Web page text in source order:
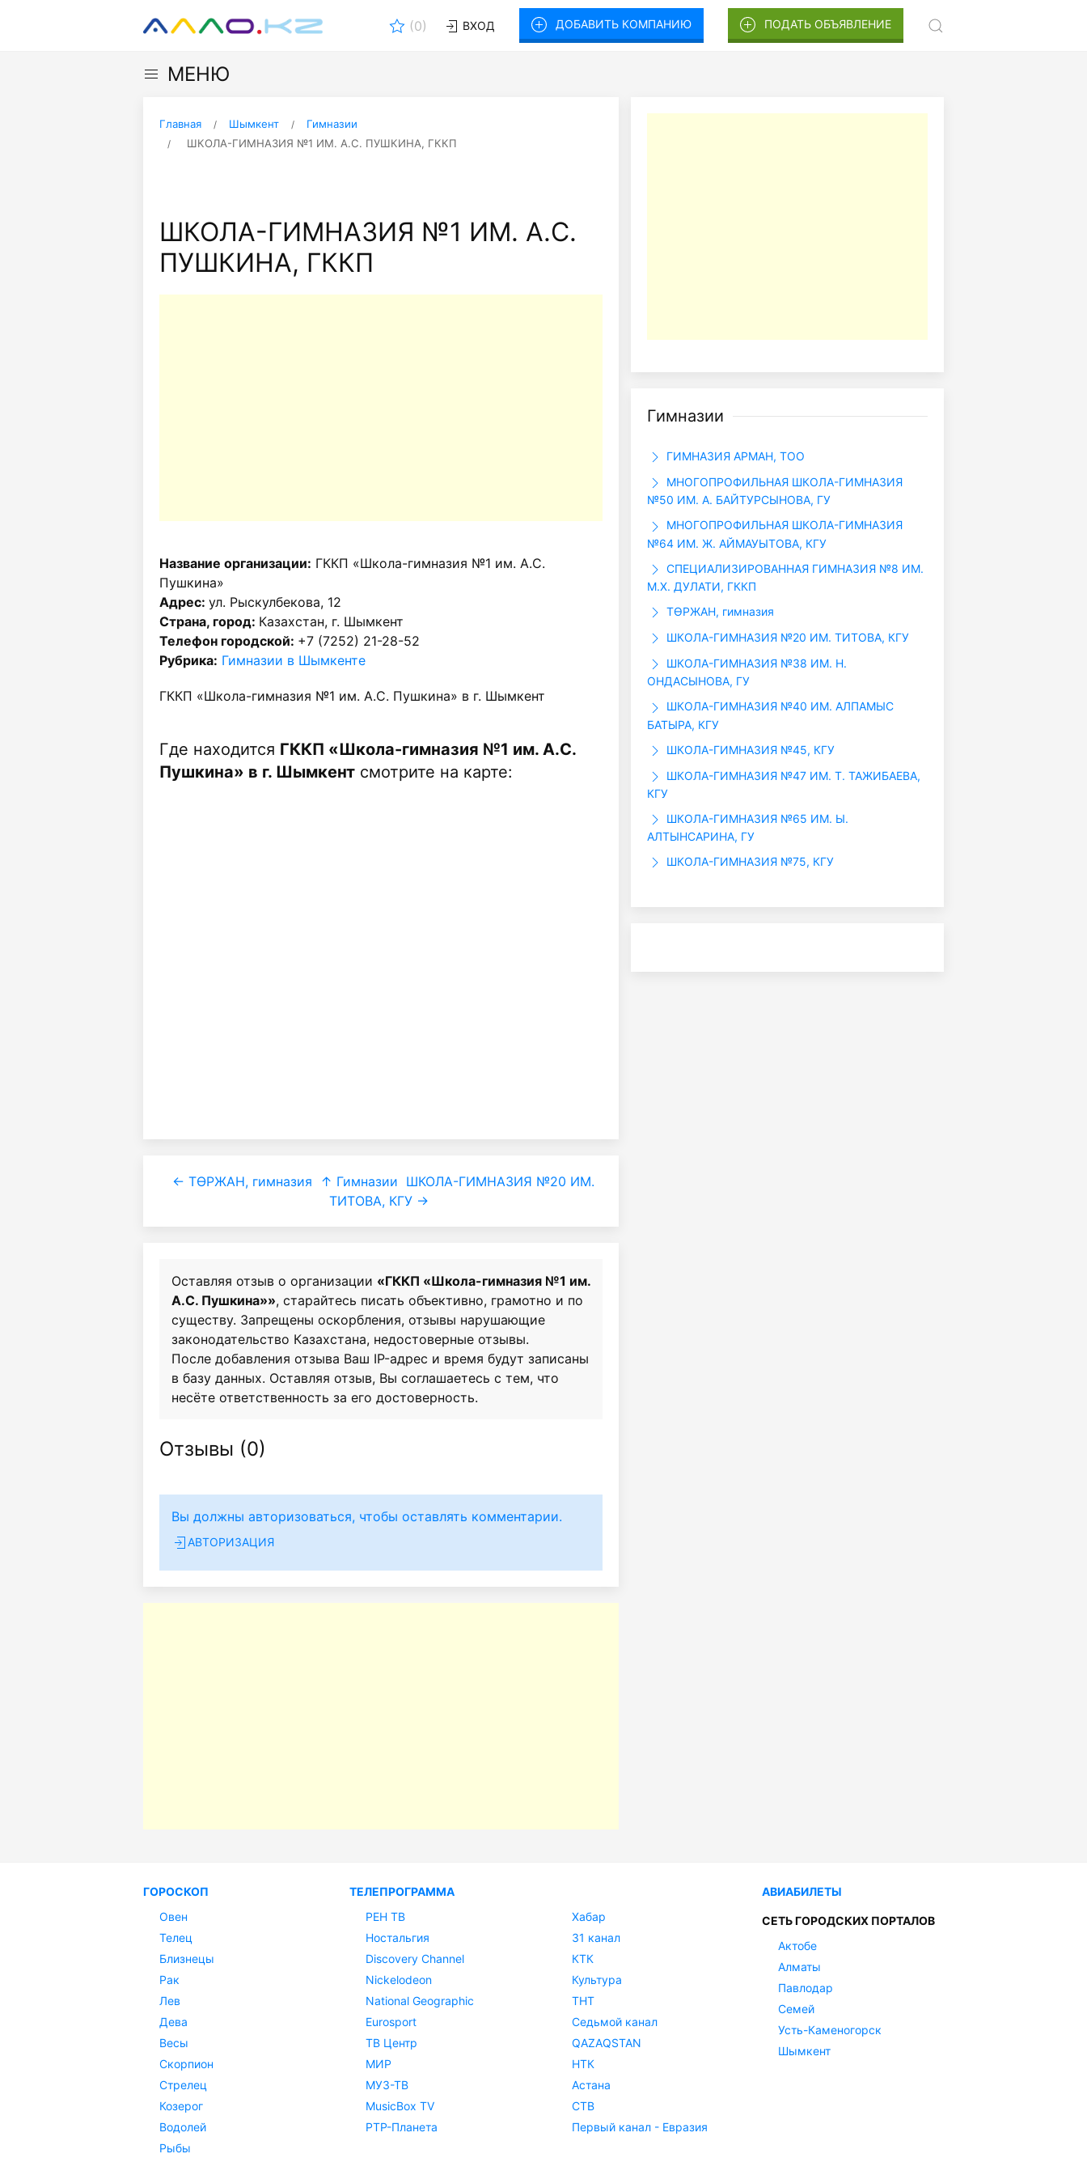
(0) ВХОД ДОБАВИТЬ КОМПАНИЮ ПОДАТЬ ОБЪЯВЛЕНИЕ
МЕНЮ
Главная Шымкент
Гимназии
ШКОЛА-ГИМНАЗИЯ №1 ИМ. А.С. ПУШКИНА, ГККП
ШКОЛА-ГИМНАЗИЯ №1 ИМ. А.С.
ПУШКИНА, ГККП
Название организации: ГККП «Школа-гимназия №1 им. А.С.
Пушкина»
Адрес: ул. Рыскулбекова, 12
Страна, город: Казахстан, г. Шымкент
Телефон городской: +7 (7252) 21-28-52
Рубрика: Гимназии в Шымкенте
ГККП «Школа-гимназия №1 им. А.С. Пушкина» в г. Шымкент
Где находится ГККП «Школа-гимназия №1 им. А.С.
Пушкина» в г. Шымкент смотрите на карте:
← ТӨРЖАН, гимназия ↑ Гимназии ШКОЛА-ГИМНАЗИЯ №20 ИМ.
ТИТОВА, КГУ →
Оставляя отзыв о организации «ГККП «Школа-гимназия №1 им.
А.С. Пушкина»», старайтесь писать объективно, грамотно и по
существу. Запрещены оскорбления, отзывы нарушающие
законодательство Казахстана, недостоверные отзывы.
После добавления отзыва Ваш IP-адрес и время будут записаны
в базу данных. Оставляя отзыв, Вы соглашаетесь с тем, что
несёте ответственность за его достоверность.
Отзывы (0)
Вы должны авторизоваться, чтобы оставлять комментарии.
АВТОРИЗАЦИЯ
Гимназии
ГИМНАЗИЯ АРМАН, ТОО
МНОГОПРОФИЛЬНАЯ ШКОЛА-ГИМНАЗИЯ
№50 ИМ. А. БАЙТУРСЫНОВА, ГУ
МНОГОПРОФИЛЬНАЯ ШКОЛА-ГИМНАЗИЯ
№64 ИМ. Ж. АЙМАУЫТОВА, КГУ
СПЕЦИАЛИЗИРОВАННАЯ ГИМНАЗИЯ №8 ИМ.
М.Х. ДУЛАТИ, ГККП
ТӨРЖАН, гимназия
ШКОЛА-ГИМНАЗИЯ №20 ИМ. ТИТОВА, КГУ
ШКОЛА-ГИМНАЗИЯ №38 ИМ. Н.
ОНДАСЫНОВА, ГУ
ШКОЛА-ГИМНАЗИЯ №40 ИМ. АЛПАМЫС
БАТЫРА, КГУ
ШКОЛА-ГИМНАЗИЯ №45, КГУ
ШКОЛА-ГИМНАЗИЯ №47 ИМ. Т. ТАЖИБАЕВА,
КГУ
ШКОЛА-ГИМНАЗИЯ №65 ИМ. Ы.
АЛТЫНСАРИНА, ГУ
ШКОЛА-ГИМНАЗИЯ №75, КГУ
ГОРОСКОП
Овен
Телец
Близнецы
Рак
Лев
Дева
Весы
Скорпион
Стрелец
Козерог
Водолей
Рыбы
ТЕЛЕПРОГРАММА
РЕН ТВ
Ностальгия
Discovery Channel
Nickelodeon
National Geographic
Eurosport
ТВ Центр
МИР
МУЗ-ТВ
MusicBox TV
РТР-Планета
Хабар
31 канал
КТК
Культура
ТНТ
Седьмой канал
QAZAQSTAN
НТК
Астана
СТВ
Первый канал - Евразия
АВИАБИЛЕТЫ
СЕТЬ ГОРОДСКИХ ПОРТАЛОВ
Актобе
Алматы
Павлодар
Семей
Усть-Каменогорск
Шымкент